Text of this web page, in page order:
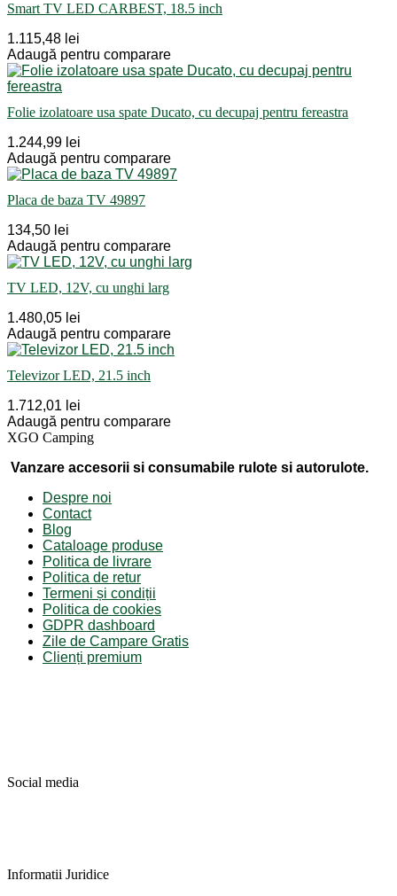
Smart TV LED CARBEST, 18.5 inch
1.115,48 lei
Adaugă pentru comparare
Folie izolatoare usa spate Ducato, cu decupaj pentru fereastra
1.244,99 lei
Adaugă pentru comparare
Placa de baza TV 49897
134,50 lei
Adaugă pentru comparare
TV LED, 12V, cu unghi larg
1.480,05 lei
Adaugă pentru comparare
Televizor LED, 21.5 inch
1.712,01 lei
Adaugă pentru comparare
XGO Camping
Vanzare accesorii si consumabile rulote si autorulote.
Despre noi
Contact
Blog
Cataloage produse
Politica de livrare
Politica de retur
Termeni și condiții
Politica de cookies
GDPR dashboard
Zile de Campare Gratis
Clienți premium
Social media
Informatii Juridice